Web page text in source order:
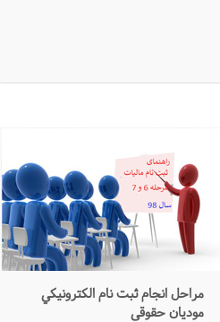
ﻣﺮﺍﺣﻞ ﺍﻧﺠﺎﻡ ﺛﺒﺖ ﻧﺎﻡ ﺍﻟﻜﺘﺮﻭﻧﻴﻜﻲ
ﻣﻮﺩﻳﺎﻥ حقوقی